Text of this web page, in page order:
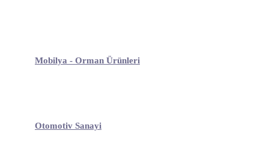
Mobilya - Orman Ürünleri
Otomotiv Sanayi